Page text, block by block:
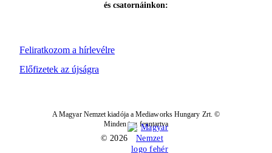
Feliratkozom a hírlevélre
és csatornáinkon:
Előfizetek az újságra
A Magyar Nemzet kiadója a Mediaworks Hungary Zrt. ©
Minden jog fenntartva
© 2026